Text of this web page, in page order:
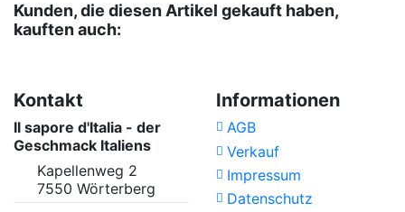
Teesorte
Glutenfrei
Biologischer Anbau
BIO
Kunden, die diesen Artikel gekauft haben,
kauften auch:
Kontakt
Il sapore d'Italia - der
Geschmack Italiens
Kapellenweg 2
7550 Wörterberg
Informationen
AGB
Verkauf
Impressum
Datenschutz